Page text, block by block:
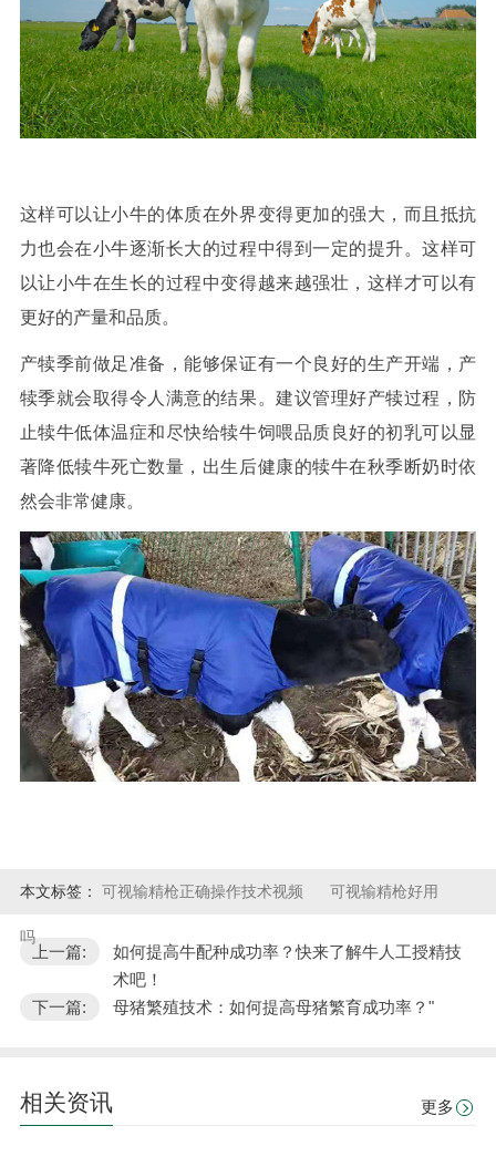
这样可以让小牛的体质在外界变得更加的强大，而且抵抗
力也会在小牛逐渐长大的过程中得到一定的提升。这样可
以让小牛在生长的过程中变得越来越强壮，这样才可以有
更好的产量和品质。
产犊季前做足准备，能够保证有一个良好的生产开端，产
犊季就会取得令人满意的结果。建议管理好产犊过程，防
止犊牛低体温症和尽快给犊牛饲喂品质良好的初乳可以显
著降低犊牛死亡数量，出生后健康的犊牛在秋季断奶时依
然会非常健康。
本文标签： 可视输精枪正确操作技术视频 可视输精枪好用
吗
上一篇:
如何提高牛配种成功率？快来了解牛人工授精技
术吧！
下一篇:
母猪繁殖技术：如何提高母猪繁育成功率？"
相关资讯 更多